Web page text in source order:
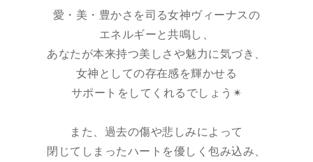
愛・美・豊かさを司る女神ヴィーナスの
エネルギーと共鳴し、
あなたが本来持つ美しさや魅力に気づき、
女神としての存在感を輝かせる
サポートをしてくれるでしょう✴︎
また、過去の傷や悲しみによって
閉じてしまったハートを優しく包み込み、